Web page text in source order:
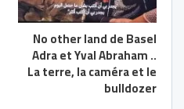
No other land de Basel
Adra et Yval Abraham ..
La terre, la caméra et le
bulldozer